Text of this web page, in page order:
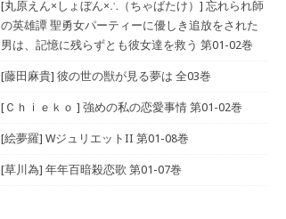
[丸原えん×しょぼん×∴（ちゃばたけ）] 忘れられ師
の英雄譚 聖勇女パーティーに優しき追放をされた
男は、記憶に残らずとも彼女達を救う 第01-02巻
[藤田麻貴] 彼の世の獣が見る夢は 全03巻
[Ｃｈｉｅｋｏ ] 強めの私の恋愛事情 第01-02巻
[絵夢羅] WジュリエットII 第01-08巻
[草川為] 年年百暗殺恋歌 第01-07巻